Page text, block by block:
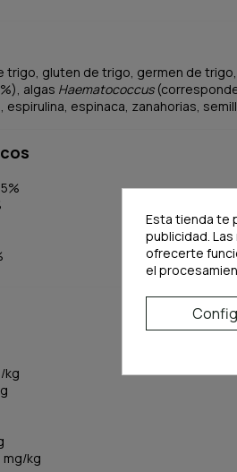
trigo, gluten de trigo, germen de
algas Haematococcus(corresponde
espirulina, espinaca, zanahorias,
kg
mg/kg
Esta tienda te
publicidad.
ofrecerte
el